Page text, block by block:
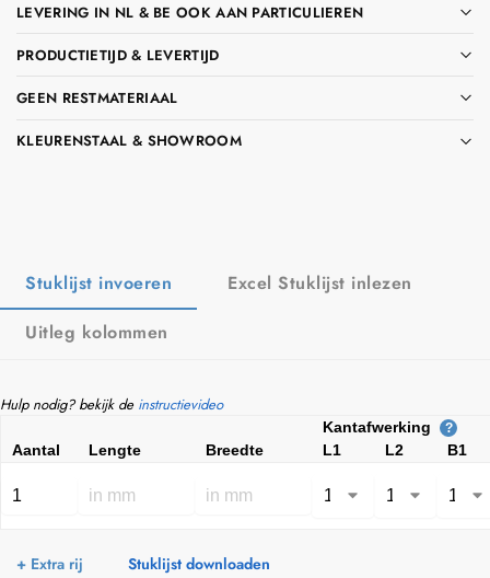
LEVERING IN NL & BE OOK AAN PARTICULIEREN
PRODUCTIETIJD & LEVERTIJD
GEEN RESTMATERIAAL
KLEURENSTAAL & SHOWROOM
Stuklijst invoeren
Excel Stuklijst inlezen
Uitleg kolommen
Hulp nodig? bekijk de instructievideo
Kantafwerking ?
Aantal Lengte Breedte L1 L2 B1
+ Extra rij Stuklijst downloaden